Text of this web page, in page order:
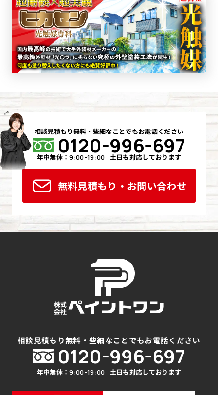
相談見積もり無料・些細なことでもお電話ください
0120-996-697
年中無休：9:00-19:00 土日も対応しております
無料見積もり・お問い合わせ
相談見積もり無料・些細なことでもお電話ください
0120-996-697
年中無休：9:00-19:00 土日も対応しております